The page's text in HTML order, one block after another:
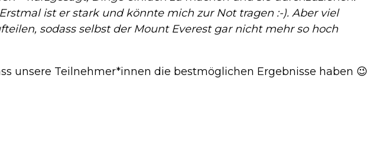
ist er stark und könnte mich zur Not tragen :-). Aber viel
sodass selbst der Mount Everest gar nicht mehr so hoch
unsere Teilnehmer*innen die bestmöglichen Ergebnisse haben 😉